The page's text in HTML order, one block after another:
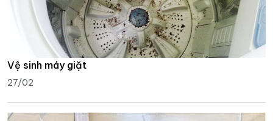
Vệ sinh máy giặt
27/02